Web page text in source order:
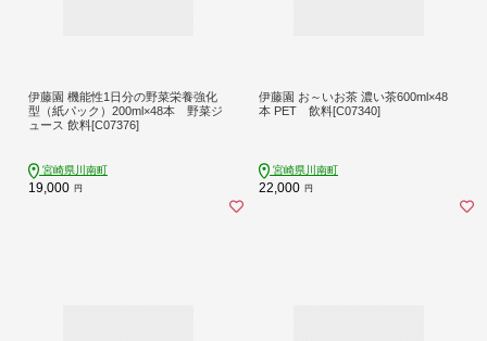
伊藤園 機能性1日分の野菜栄養強化
型（紙パック）200ml×48本 野菜ジ
ュース 飲料[C07376]
宮崎県川南町
19,000 円
伊藤園 お～いお茶 濃い茶600ml×48
本 PET 飲料[C07340]
宮崎県川南町
22,000 円